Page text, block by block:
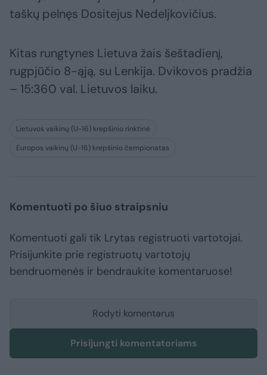
taškų pelnęs Dositejus Nedeljkovičius.
Kitas rungtynes Lietuva žais šeštadienį,
rugpjūčio 8-ąją, su Lenkija. Dvikovos pradžia
– 15:360 val. Lietuvos laiku.
Lietuvos vaikinų (U-16) krepšinio rinktinė
Europos vaikinų (U-16) krepšinio čempionatas
Komentuoti po šiuo straipsniu
Komentuoti gali tik Lrytas registruoti vartotojai.
Prisijunkite prie registruotų vartotojų
bendruomenės ir bendraukite komentaruose!
Rodyti komentarus
Prisijungti komentatoriams